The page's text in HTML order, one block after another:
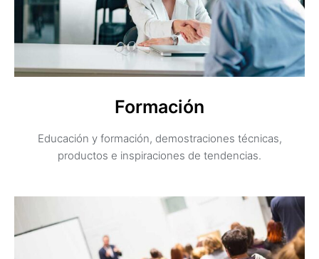
Formación
Educación y formación, demostraciones técnicas,
productos e inspiraciones de tendencias.